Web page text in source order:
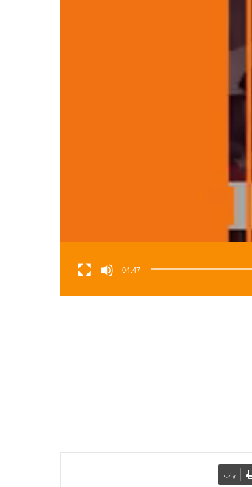
04:47
چاپ